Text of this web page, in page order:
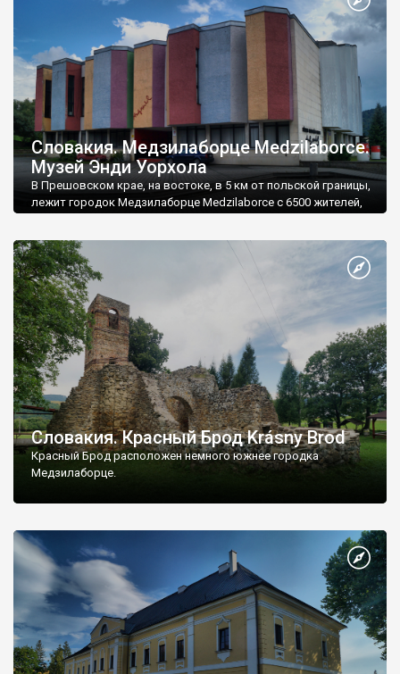
Словакия. Медзилаборце Medzilaborce.
Музей Энди Уорхола
В Прешовском крае, на востоке, в 5 км от польской границы,
лежит городок Медзилаборце Medzilaborce с 6500 жителей,
Словакия. Красный Брод Krásny Brod
Красный Брод расположен немного южнее городка
Медзилаборце.